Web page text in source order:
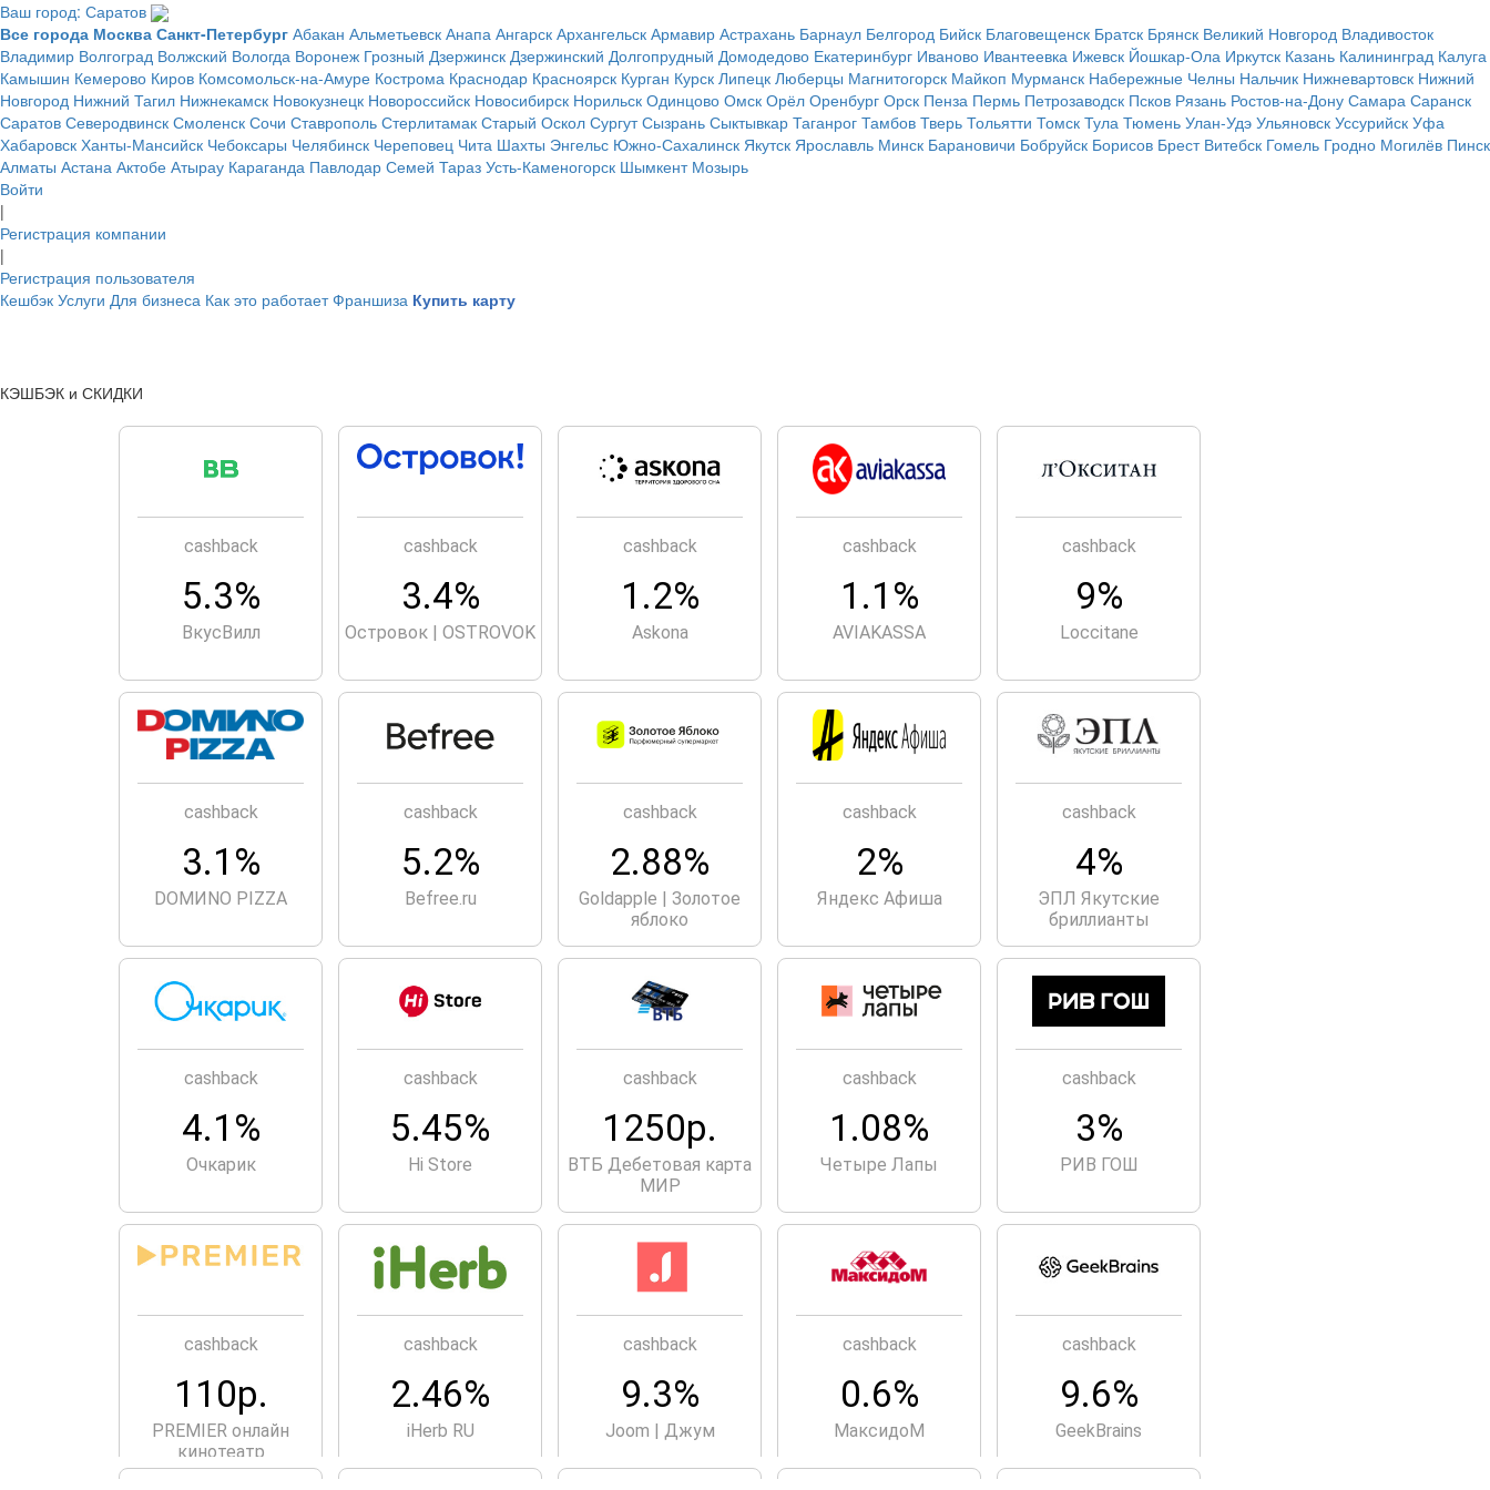
Ваш город: Саратов
Все города Москва Санкт-Петербург Абакан Альметьевск Анапа Ангарск Архангельск Армавир Астрахань Барнаул Белгород Бийск Благовещенск Братск Брянск Великий Новгород Владивосток
Владимир Волгоград Волжский Вологда Воронеж Грозный Дзержинск Дзержинский Долгопрудный Домодедово Екатеринбург Иваново Ивантеевка Ижевск Йошкар-Ола Иркутск Казань Калининград Калуга
Камышин Кемерово Киров Комсомольск-на-Амуре Кострома Краснодар Красноярск Курган Курск Липецк Люберцы Магнитогорск Майкоп Мурманск Набережные Челны Нальчик Нижневартовск Нижний
Новгород Нижний Тагил Нижнекамск Новокузнецк Новороссийск Новосибирск Норильск Одинцово Омск Орёл Оренбург Орск Пенза Пермь Петрозаводск Псков Рязань Ростов-на-Дону Самара Саранск
Саратов Северодвинск Смоленск Сочи Ставрополь Стерлитамак Старый Оскол Сургут Сызрань Сыктывкар Таганрог Тамбов Тверь Тольятти Томск Тула Тюмень Улан-Удэ Ульяновск Уссурийск Уфа
Хабаровск Ханты-Мансийск Чебоксары Челябинск Череповец Чита Шахты Энгельс Южно-Сахалинск Якутск Ярославль Минск Барановичи Бобруйск Борисов Брест Витебск Гомель Гродно Могилёв Пинск
Алматы Астана Актобе Атырау Караганда Павлодар Семей Тараз Усть-Каменогорск Шымкент Мозырь
Войти
|
Регистрация компании
|
Регистрация пользователя
Кешбэк Услуги Для бизнеса Как это работает Франшиза Купить карту
КЭШБЭК и СКИДКИ
cashback
5.3%
ВкусВилл
cashback
3.4%
Островок | OSTROVOK
cashback
1.2%
Askona
cashback
1.1%
AVIAKASSA
cashback
9%
Loccitane
cashback
3.1%
DOMИNO PIZZA
cashback
5.2%
Befree.ru
cashback
2.88%
Goldapple | Золотое
яблоко
cashback
2%
Яндекс Афиша
cashback
4%
ЭПЛ Якутские
бриллианты
cashback
4.1%
Очкарик
cashback
5.45%
Hi Store
cashback
1250р.
ВТБ Дебетовая карта
МИР
cashback
1.08%
Четыре Лапы
cashback
3%
РИВ ГОШ
cashback
110р.
PREMIER онлайн
кинотеатр
cashback
2.46%
iHerb RU
cashback
9.3%
Joom | Джум
cashback
0.6%
МаксидоМ
cashback
9.6%
GeekBrains